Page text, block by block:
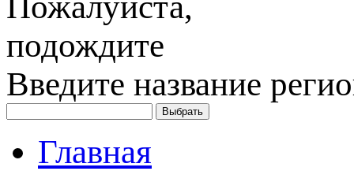
Введите название
Главная